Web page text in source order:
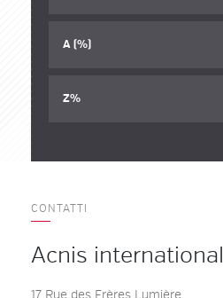
A (%)
Z%
CONTATTI
Acnis international